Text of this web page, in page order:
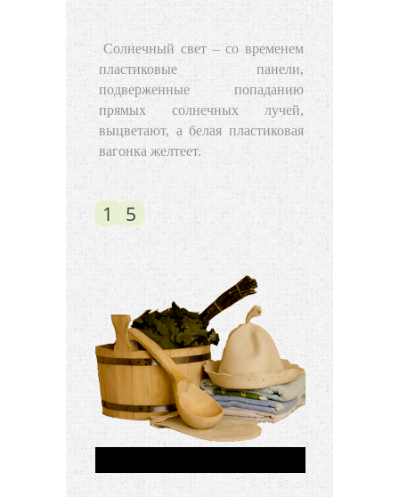
Солнечный свет– со временем
пластиковые панели,
подверженные попаданию
прямых солнечных лучей,
выцветают, а белая пластиковая
вагонка желтеет.
1 5